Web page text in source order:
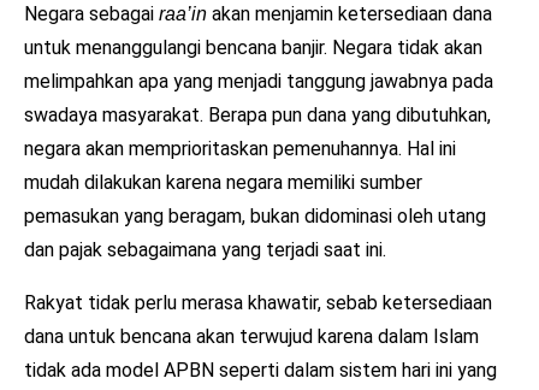
Negara sebagai raa’in akan menjamin ketersediaan dana
untuk menanggulangi bencana banjir. Negara tidak akan
melimpahkan apa yang menjadi tanggung jawabnya pada
swadaya masyarakat. Berapa pun dana yang dibutuhkan,
negara akan memprioritaskan pemenuhannya. Hal ini
mudah dilakukan karena negara memiliki sumber
pemasukan yang beragam, bukan didominasi oleh utang
dan pajak sebagaimana yang terjadi saat ini.
Rakyat tidak perlu merasa khawatir, sebab ketersediaan
dana untuk bencana akan terwujud karena dalam Islam
tidak ada model APBN seperti dalam sistem hari ini yang